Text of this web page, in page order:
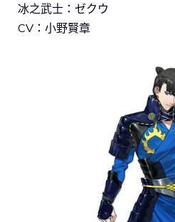
冰之武士：ゼクウ
CV：小野賢章